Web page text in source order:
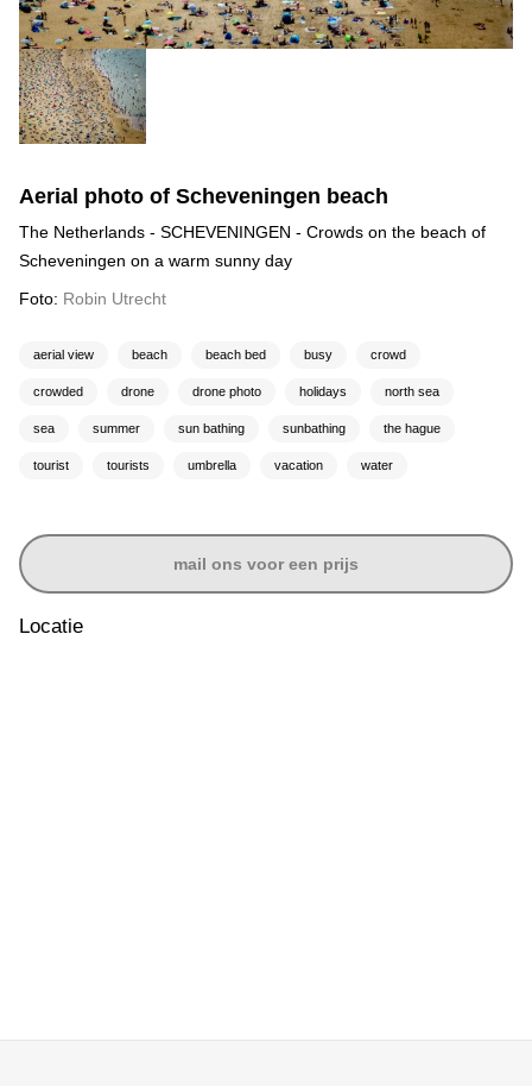
Aerial photo of Scheveningen beach
The Netherlands - SCHEVENINGEN - Crowds on the beach of
Scheveningen on a warm sunny day
Foto: Robin Utrecht
aerial view beach beach bed busy crowd
crowded drone drone photo holidays north sea
sea summer sun bathing sunbathing the hague
tourist tourists umbrella vacation water
mail ons voor een prijs
Locatie